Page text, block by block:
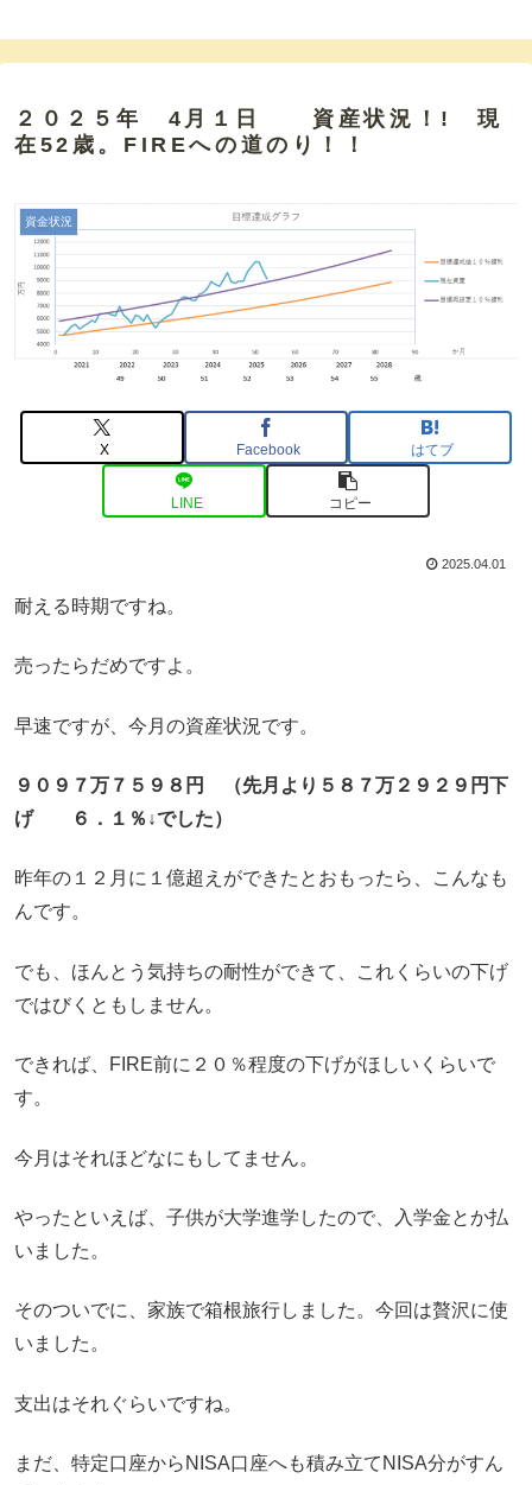
２０２５年 4月１日 資産状況！! 現
在52歳。FIREへの道のり！！
資金状況
X Facebook はてブ
LINE コピー
2025.04.01
耐える時期ですね。
売ったらだめですよ。
早速ですが、今月の資産状況です。
９０９７万７５９８円 （先月より５８７万２９２９円下
げ ６．１％↓でした）
昨年の１２月に１億超えができたとおもったら、こんなも
んです。
でも、ほんとう気持ちの耐性ができて、これくらいの下げ
ではびくともしません。
できれば、FIRE前に２０％程度の下げがほしいくらいで
す。
今月はそれほどなにもしてません。
やったといえば、子供が大学進学したので、入学金とか払
いました。
そのついでに、家族で箱根旅行しました。今回は贅沢に使
いました。
支出はそれぐらいですね。
まだ、特定口座からNISA口座へも積み立てNISA分がすん